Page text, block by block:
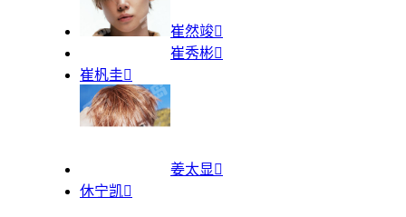
崔然竣
崔秀彬
崔杋圭
姜太显 
休宁凯